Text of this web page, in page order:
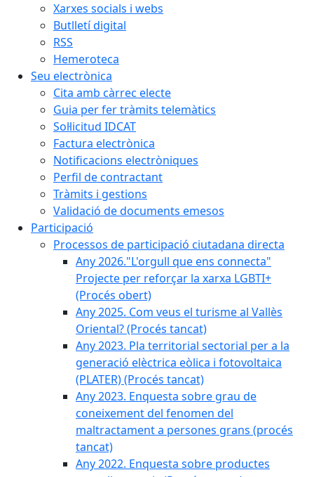
Xarxes socials i webs
Butlletí digital
RSS
Hemeroteca
Seu electrònica
Cita amb càrrec electe
Guia per fer tràmits telemàtics
Sol·licitud IDCAT
Factura electrònica
Notificacions electròniques
Perfil de contractant
Tràmits i gestions
Validació de documents emesos
Participació
Processos de participació ciutadana directa
Any 2026."L'orgull que ens connecta"
Projecte per reforçar la xarxa LGBTI+
(Procés obert)
Any 2025. Com veus el turisme al Vallès
Oriental? (Procés tancat)
Any 2023. Pla territorial sectorial per a la
generació elèctrica eòlica i fotovoltaica
(PLATER) (Procés tancat)
Any 2023. Enquesta sobre grau de
coneixement del fenomen del
maltractament a persones grans (procés
tancat)
Any 2022. Enquesta sobre productes